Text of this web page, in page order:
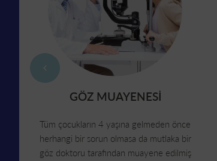
GÖZ MUAYENESİ
Tüm çocukların 4 yaşına gelmeden önce
herhangi bir sorun olmasa da mutlaka bir
göz doktoru tarafından muayene edilmiş